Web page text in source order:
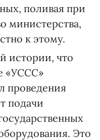
поливая при
министерства,
к этому.
истории, что
«УССС»
проведения
подачи
Это